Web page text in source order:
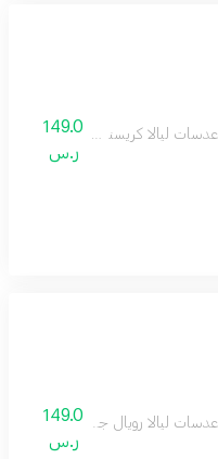
عدسات ليالا كريسنت باللون الرمادي عبوة من 2 عدسات لاصقة ،
149.0
ر.س
عدسات ليالا رويال جرين ملونة سادة عبوة من 2 عدسات لاصقة ،
149.0
ر.س